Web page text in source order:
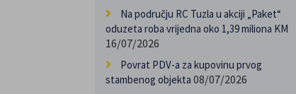
Na području RC Tuzla u akciji „Paket“
oduzeta roba vrijedna oko 1,39 miliona KM
16/07/2026
Povrat PDV-a za kupovinu prvog
stambenog objekta 08/07/2026